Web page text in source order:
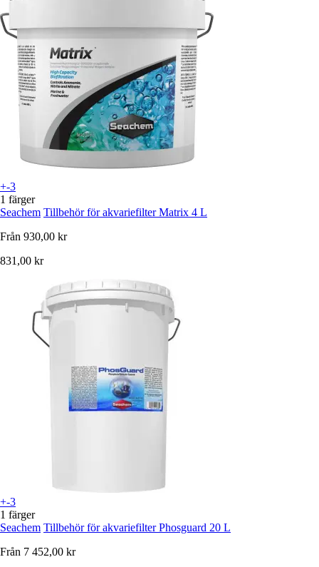
+-3
1 färger
Seachem Tillbehör för akvariefilter Matrix 4 L
Från 930,00 kr
831,00 kr
+-3
1 färger
Seachem Tillbehör för akvariefilter Phosguard 20 L
Från 7 452,00 kr